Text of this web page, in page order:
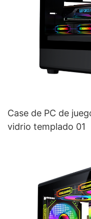
Case de PC de
vidrio templado 01